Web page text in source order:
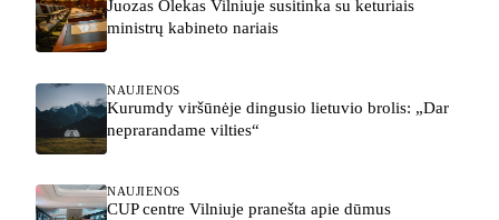
Juozas Olekas Vilniuje susitinka su keturiais
ministrų kabineto nariais
NAUJIENOS
Kurumdy viršūnėje dingusio lietuvio brolis: „Dar
neprarandame vilties“
NAUJIENOS
CUP centre Vilniuje pranešta apie dūmus